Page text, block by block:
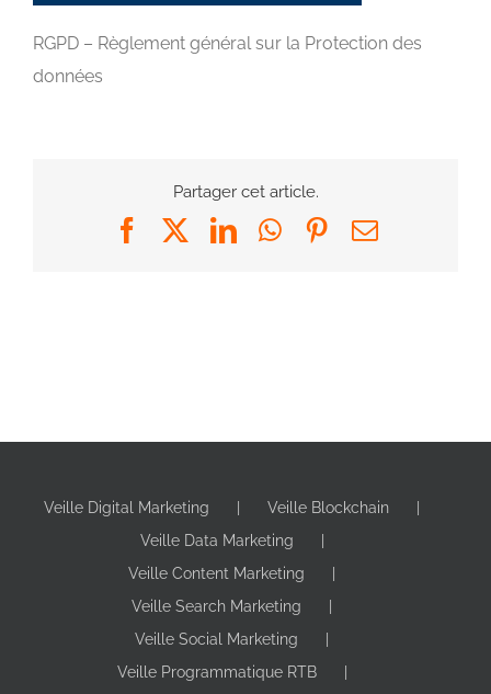
RGPD – Règlement général sur la Protection des
données
Partager cet article.
FacebookLinkedInWhatsApp
Pinterest
Email
Veille Digital Marketing
Veille Blockchain
Veille Data Marketing
Veille Content Marketing
Veille Search Marketing
Veille Social Marketing
Veille Programmatique RTB